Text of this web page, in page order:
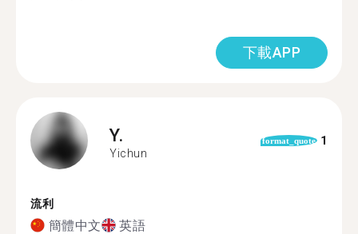
下載APP
Y.
Yichun
format_quote 1
流利
簡體中文 英語